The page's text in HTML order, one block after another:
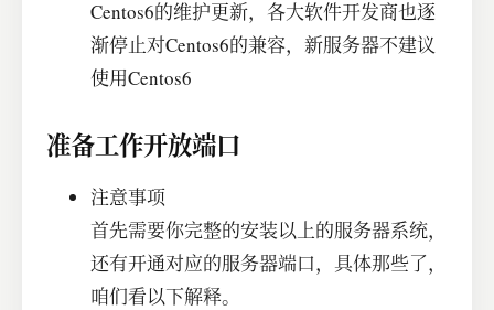
Centos6的维护更新，各大软件开发商也逐
渐停止对Centos6的兼容，新服务器不建议
使用Centos6
准备工作开放端口
注意事项
首先需要你完整的安装以上的服务器系统，
还有开通对应的服务器端口，具体那些了，
咱们看以下解释。